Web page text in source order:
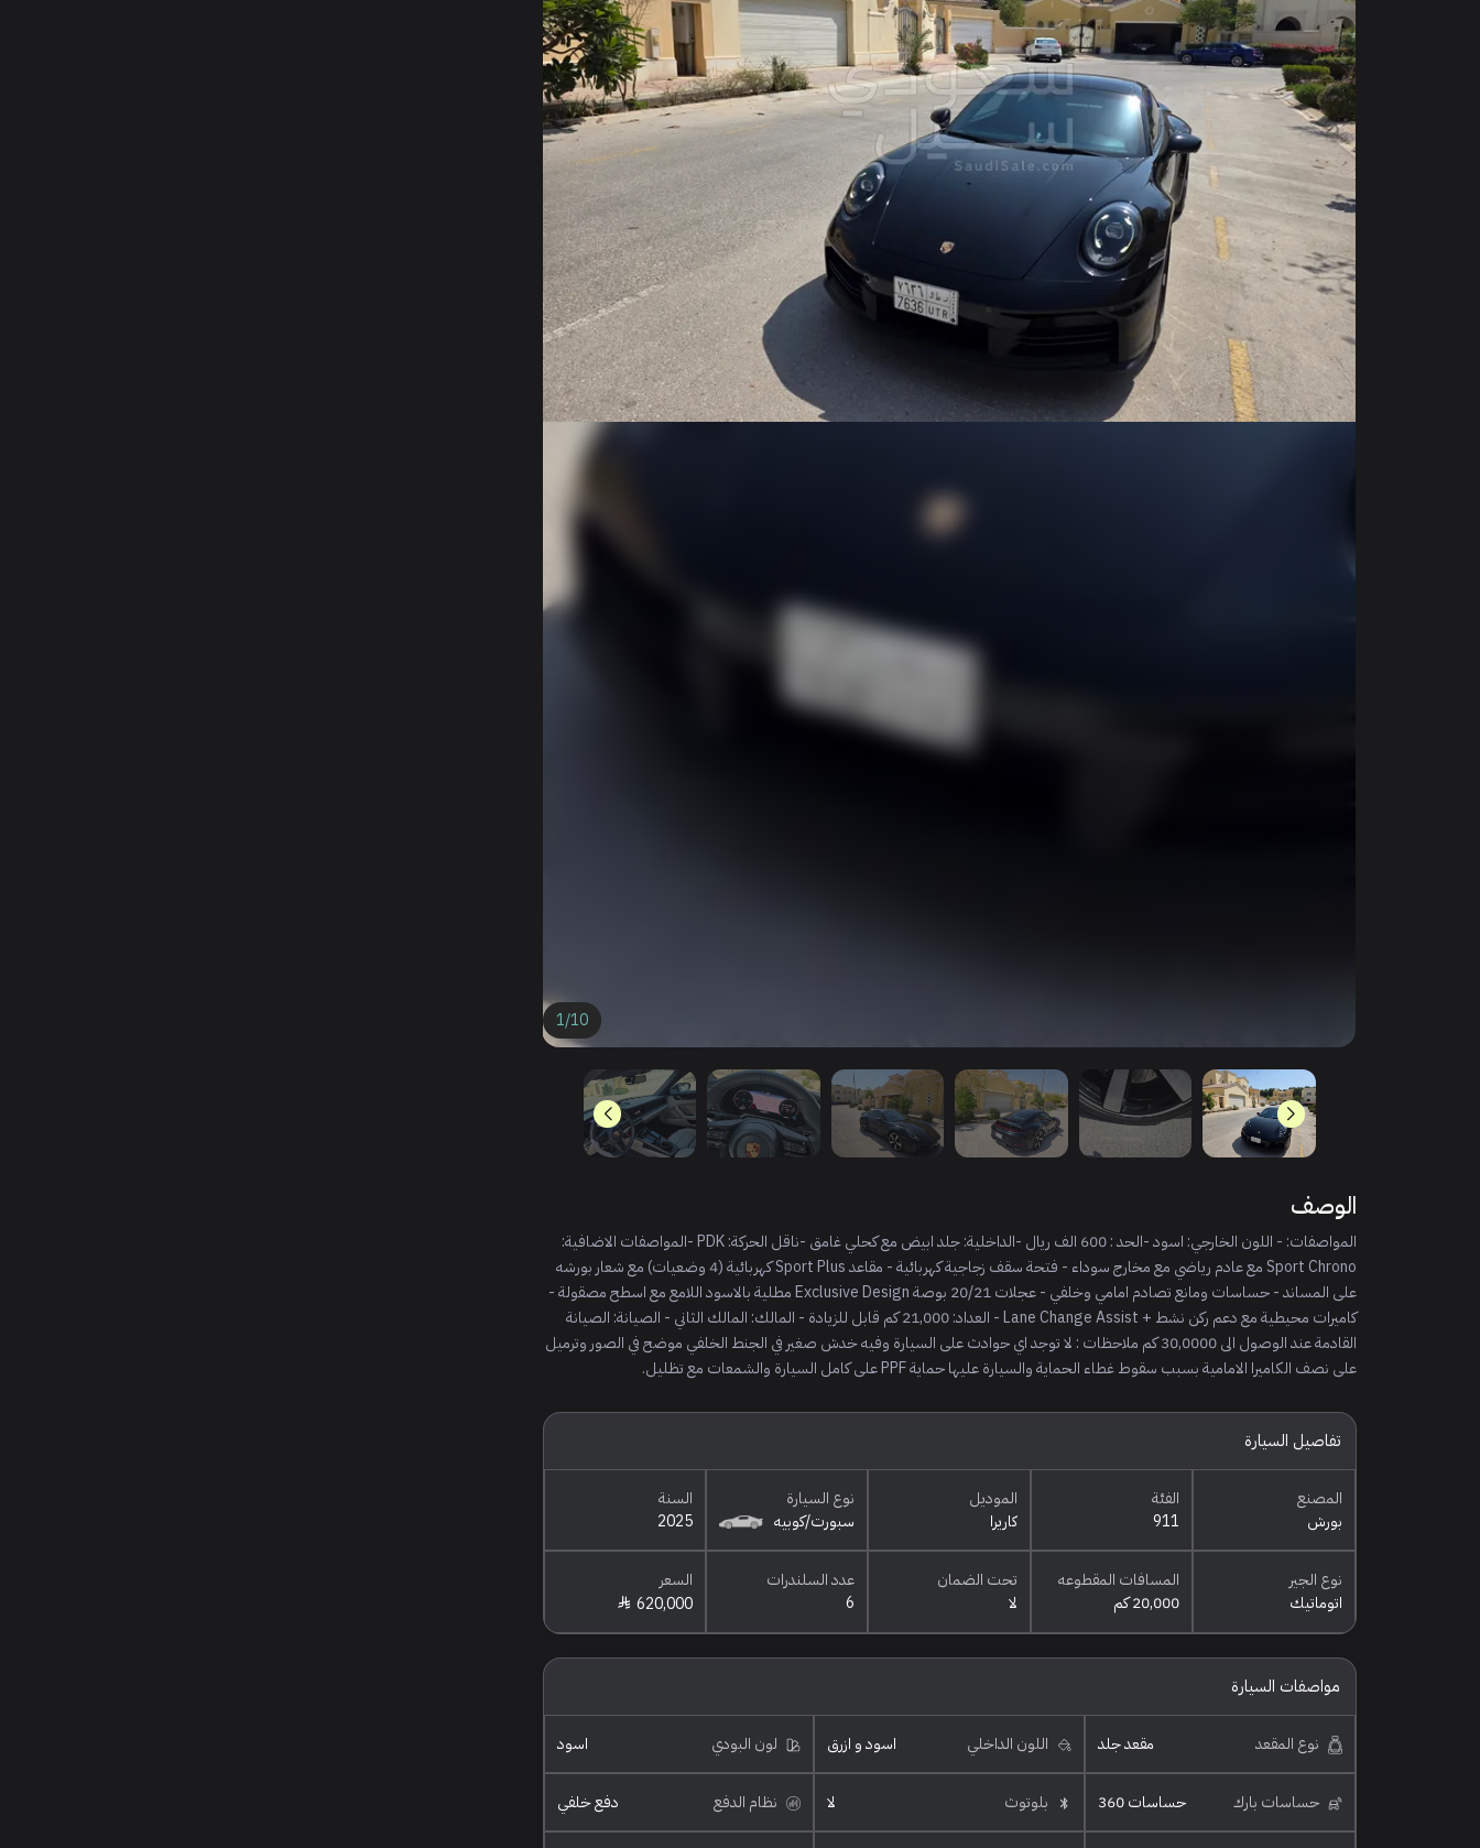
1/10
الوصف
المواصفات: - اللون الخارجي: اسود -الحد : 600 الف ريال -الداخلية: جلد ابيض مع كحلي غامق -ناقل الحركة: PDK -المواصفات الاضافية:
Sport Chrono مع عادم رياضي مع مخارج سوداء - فتحة سقف زجاجية كهربائية - مقاعد Sport Plus كهربائية (4 وضعيات) مع شعار بورشه
على المساند - حساسات ومانع تصادم امامي وخلفي - عجلات 20/21 بوصة Exclusive Design مطلية بالاسود اللامع مع اسطح مصقولة -
كاميرات محيطية مع دعم ركن نشط + Lane Change Assist - العداد: 21,000 كم قابل للزيادة - المالك: المالك الثاني - الصيانة: الصيانة
القادمة عند الوصول الى 30,0000 كم ملاحظات : لا توجد اي حوادث على السيارة وفيه خدش صغير في الجنط الخلفي موضح في الصور وترميل
على نصف الكاميرا الامامية بسبب سقوط غطاء الحماية والسيارة عليها حماية PPF على كامل السيارة والشمعات مع تظليل.
تفاصيل السيارة
المصنع
بورش
الفئة
911
الموديل
كاريرا
نوع السيارة
سبورت/كوبيه
السنة
2025
نوع الجير
اتوماتيك
المسافات المقطوعه
20,000 كم
تحت الضمان
لا
عدد السلندرات
6
السعر
620,000
مواصفات السيارة
نوع المقعد مقعد جلد اللون الداخلي اسود و ازرق لون البودي اسود
حساسات بارك حساسات 360 بلوتوث لا نظام الدفع دفع خلفي